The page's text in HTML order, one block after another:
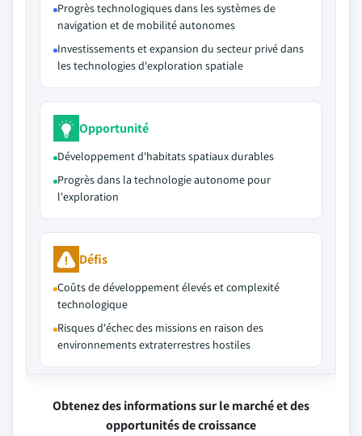
Progrès technologiques dans les systèmes de
navigation et de mobilité autonomes
Investissements et expansion du secteur privé dans
les technologies d'exploration spatiale
Opportunité
Développement d'habitats spatiaux durables
Progrès dans la technologie autonome pour
l'exploration
Défis
Coûts de développement élevés et complexité
technologique
Risques d'échec des missions en raison des
environnements extraterrestres hostiles
Obtenez des informations sur le marché et des
opportunités de croissance